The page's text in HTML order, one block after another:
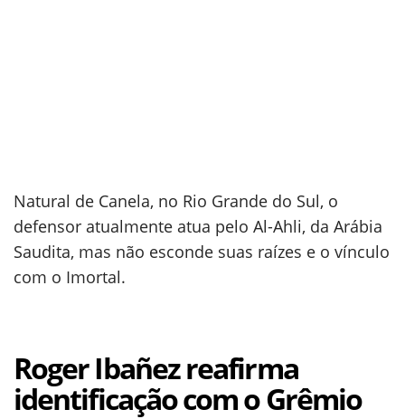
Natural de Canela, no Rio Grande do Sul, o
defensor atualmente atua pelo Al-Ahli, da Arábia
Saudita, mas não esconde suas raízes e o vínculo
com o Imortal.
Roger Ibañez reafirma
identificação com o Grêmio